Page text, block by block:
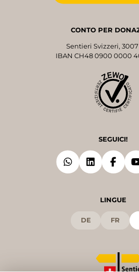
CONTO PER
Sentieri Svizzeri,
IBAN CH48 0900 0000
SEGUICI!
LINGUE
DE FR